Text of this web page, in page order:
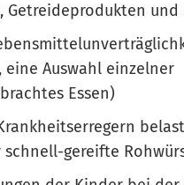
Getreideprodukten
eine Auswahl einzelner
Essen)
gereifte